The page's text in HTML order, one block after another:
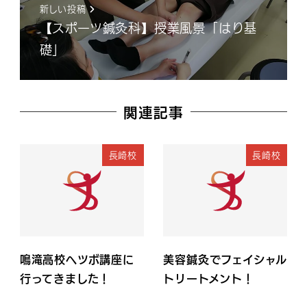
新しい投稿
【スポーツ鍼灸科】授業風景「はり基
礎」
関連記事
長崎校
鳴滝高校へツボ講座に
行ってきました！
長崎校
美容鍼灸でフェイシャル
トリートメント！